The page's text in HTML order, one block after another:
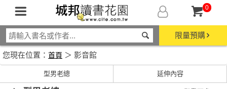
0
限量預購
您現在位置： 首頁 ＞ 影音館
型男老總 延伸內容